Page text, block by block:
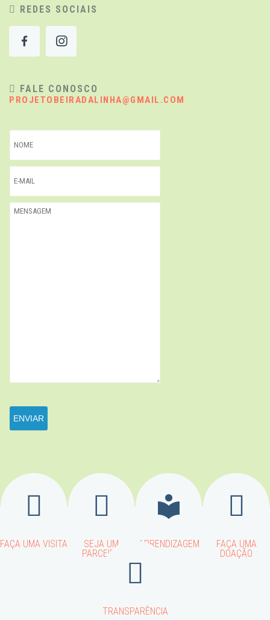
REDES SOCIAIS
FALE CONOSCO
PROJETOBEIRADALINHA@GMAIL.COM
FAÇA UMA VISITA
SEJA UM
PARCEIRO
APRENDIZAGEM
FAÇA UMA
DOAÇÃO
TRANSPARÊNCIA